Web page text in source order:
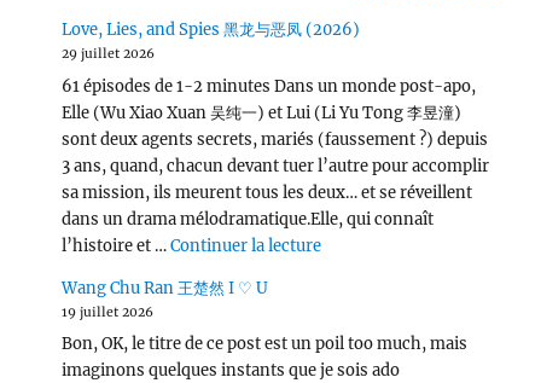
Love, Lies, and Spies 黑龙与恶凤 (2026)
29 juillet 2026
61 épisodes de 1-2 minutes Dans un monde post-apo,
Elle (Wu Xiao Xuan 吴纯一) et Lui (Li Yu Tong 李昱潼)
sont deux agents secrets, mariés (faussement ?) depuis
3 ans, quand, chacun devant tuer l’autre pour accomplir
sa mission, ils meurent tous les deux… et se réveillent
dans un drama mélodramatique.Elle, qui connaît
l’histoire et …Continuer la lecturede « Love, Lies, and Spies
Wang Chu Ran 王楚然 I ♡ U
19 juillet 2026
Bon, OK, le titre de ce post est un poil too much, mais
imaginons quelques instants que je sois ado